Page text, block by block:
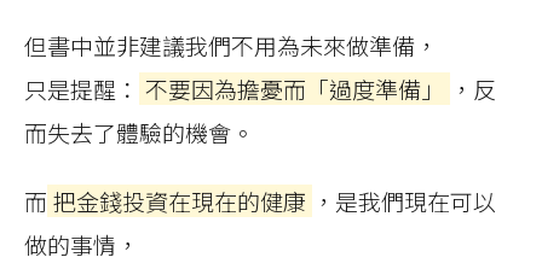
但書中並非建議我們不用為未來做準備，
只是提醒： 不要因為擔憂而「過度準備」
，反
而失去了體驗的機會。
而 把金錢投資在現在的健康 ，是我們現在可以
做的事情，